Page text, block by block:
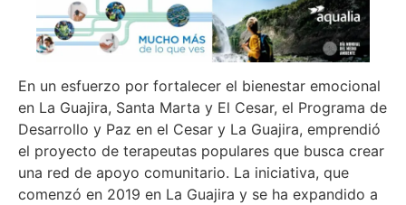
En un esfuerzo por fortalecer el bienestar emocional
en La Guajira, Santa Marta y El Cesar, el Programa de
Desarrollo y Paz en el Cesar y La Guajira, emprendió
el proyecto de terapeutas populares que busca crear
una red de apoyo comunitario. La iniciativa, que
comenzó en 2019 en La Guajira y se ha expandido a